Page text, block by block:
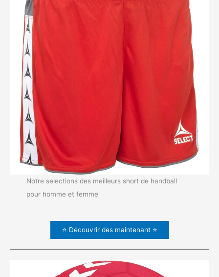
Notre selections des meilleurs short de handball
pour homme et femme
⭐ Découvrir des maintenant ⭐